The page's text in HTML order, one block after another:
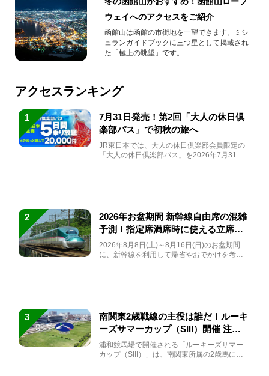
ウェイへのアクセスをご紹介
函館山は函館の市街地を一望できます。ミシ
ュランガイドブックに三つ星として掲載され
た「極上の眺望」です。 ...
アクセスランキング
1
7月31日発売！第2回「大人の休日倶
楽部パス」で初秋の旅へ
JR東日本では、大人の休日倶楽部会員限定の
「大人の休日倶楽部パス」を2026年7月31日
2
2026年お盆期間 新幹線自由席の混雑
予測！指定席満席時に使える立席特
急券も解説
2026年8月8日(土)～8月16日(日)のお盆期間
に、新幹線を利用して帰省やおでかけを考え
3
南関東2歳戦線の主役は誰だ！ルーキ
ーズサマーカップ（SIII）開催 注目
馬と見どころをチェック
浦和競馬場で開催される「ルーキーズサマー
カップ（SIII）」は、南関東所属の2歳馬によ